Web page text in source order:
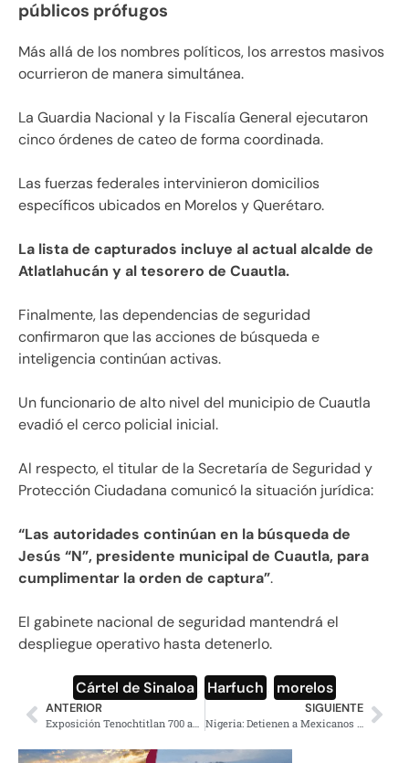
públicos prófugos
Más allá de los nombres políticos, los arrestos masivos
ocurrieron de manera simultánea.
La Guardia Nacional y la Fiscalía General ejecutaron
cinco órdenes de cateo de forma coordinada.
Las fuerzas federales intervinieron domicilios
específicos ubicados en Morelos y Querétaro.
La lista de capturados incluye al actual alcalde de
Atlatlahucán y al tesorero de Cuautla.
Finalmente, las dependencias de seguridad
confirmaron que las acciones de búsqueda e
inteligencia continúan activas.
Un funcionario de alto nivel del municipio de Cuautla
evadió el cerco policial inicial.
Al respecto, el titular de la Secretaría de Seguridad y
Protección Ciudadana comunicó la situación jurídica:
“Las autoridades continúan en la búsqueda de
Jesús “N”, presidente municipal de Cuautla, para
cumplimentar la orden de captura”.
El gabinete nacional de seguridad mantendrá el
despliegue operativo hasta detenerlo.
Cártel de Sinaloa Harfuch morelos
ANTERIOR SIGUIENTE